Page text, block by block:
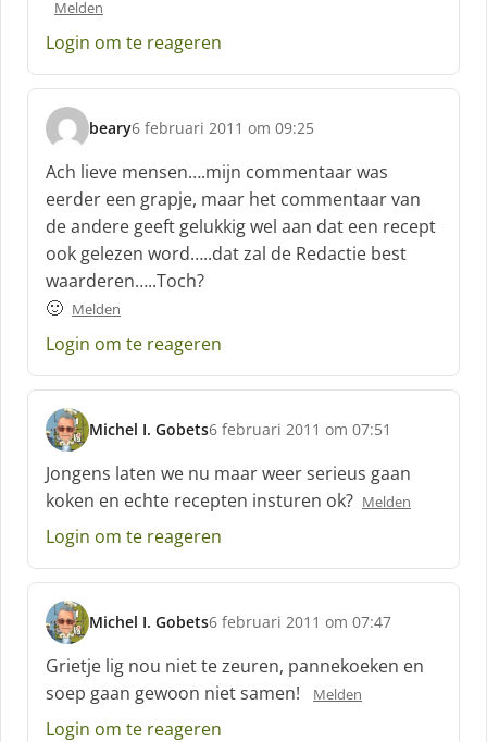
Melden
Login om te reageren
beary
s
c
h
r
e
e
f
:
6 februari 2011 om 09:25
Ach lieve mensen….mijn commentaar was
eerder een grapje, maar het commentaar van
de andere geeft gelukkig wel aan dat een recept
ook gelezen word…..dat zal de Redactie best
waarderen…..Toch?
🙂 Melden
Login om te reageren
Michel I. Gobets
s
c
h
r
e
f
6 februari 2011 om 07:51
Jongens laten we nu maar weer serieus gaan
koken en echte recepten insturen ok? Melden
Login om te reageren
Michel I. Gobets
s
c
h
r
e
6 februari 2011 om 07:47
Grietje lig nou niet te zeuren, pannekoeken en
soep gaan gewoon niet samen!
Melden
Login om te reageren